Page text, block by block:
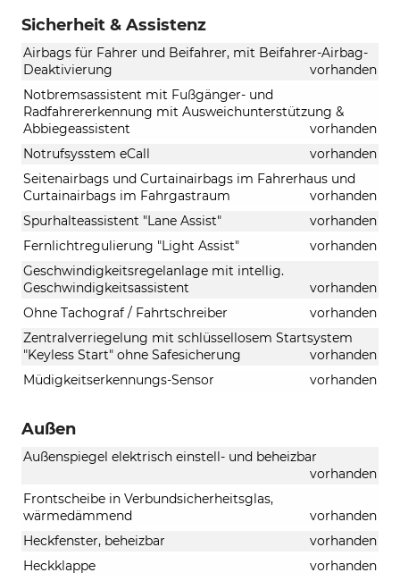
Sicherheit & Assistenz
Airbags für Fahrer und Beifahrer, mit Beifahrer-Airbag-
Deaktivierung
vorhanden
Notbremsassistent mit Fußgänger- und
Radfahrererkennung mit Ausweichunterstützung &
Abbiegeassistent
vorhanden
Notrufsysstem eCall
vorhanden
Seitenairbags und Curtainairbags im Fahrerhaus und
Curtainairbags im Fahrgastraum
vorhanden
Spurhalteassistent "Lane Assist"
vorhanden
Fernlichtregulierung "Light Assist"
vorhanden
Geschwindigkeitsregelanlage mit intellig.
Geschwindigkeitsassistent
vorhanden
Ohne Tachograf / Fahrtschreiber
vorhanden
Zentralverriegelung mit schlüssellosem Startsystem
"Keyless Start" ohne Safesicherung
vorhanden
Müdigkeitserkennungs-Sensor
vorhanden
Außen
Außenspiegel elektrisch einstell- und beheizbar
vorhanden
Frontscheibe in Verbundsicherheitsglas,
wärmedämmend
vorhanden
Heckfenster, beheizbar
vorhanden
Heckklappe
vorhanden